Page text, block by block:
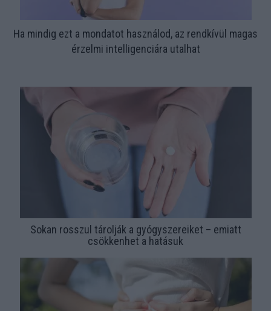
Ha mindig ezt a mondatot használod, az rendkívül magas
érzelmi intelligenciára utalhat
Sokan rosszul tárolják a gyógyszereiket – emiatt
csökkenhet a hatásuk